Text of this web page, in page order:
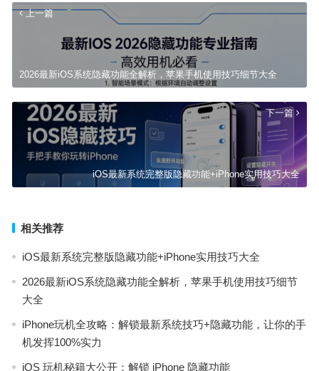
上一篇
2026最新iOS系统隐藏功能全解析，苹果手机使用技巧细节大全
下一篇
iOS最新系统完整版隐藏功能+iPhone实用技巧大全
相关推荐
iOS最新系统完整版隐藏功能+iPhone实用技巧大全
2026最新iOS系统隐藏功能全解析，苹果手机使用技巧细节
大全
iPhone玩机全攻略：解锁最新系统技巧+隐藏功能，让你的手
机发挥100%实力
iOS 玩机秘籍大公开：解锁 iPhone 隐藏功能